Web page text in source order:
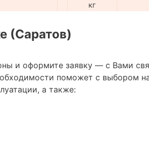
кг
(Саратов)
и оформите заявку — с Вами
поможет с выбором
а также: